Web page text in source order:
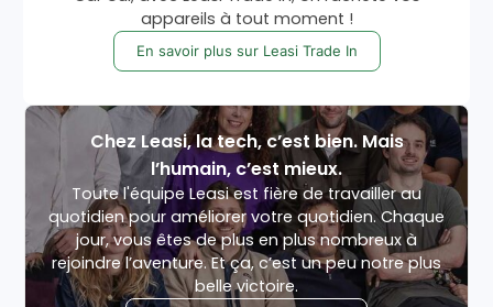
appareils à tout moment !
En savoir plus sur Leasi Trade In
Chez Leasi, la tech, c’est bien. Mais
l’humain, c’est mieux.
Toute l'équipe Leasi est fière de travailler au
quotidien pour améliorer votre quotidien. Chaque
jour, vous êtes de plus en plus nombreux à
rejoindre l’aventure. Et ça, c’est un peu notre plus
belle victoire.